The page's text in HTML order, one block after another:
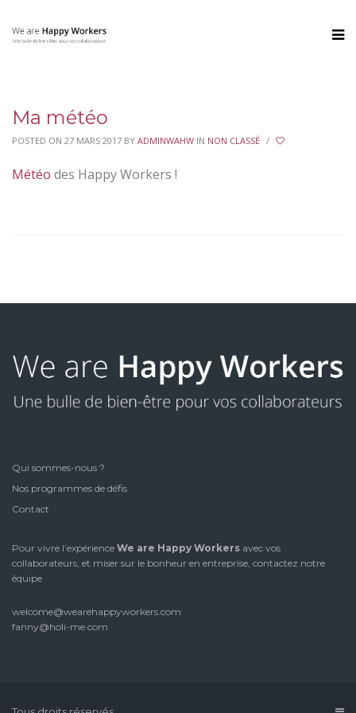
Ma météo
POSTED ON 27 MARS 2017 BY ADMINWAHW IN NON CLASSÉ /
Météo des Happy Workers !
Qui sommes-nous ?
Nos programmes de défis
Contact
Pour vivre l’expérience We are Happy Workers avec vos
collaborateurs, et miser sur le bonheur en entreprise, contactez notre
équipe
welcome@wearehappyworkers.com
fanny@holi-me.com